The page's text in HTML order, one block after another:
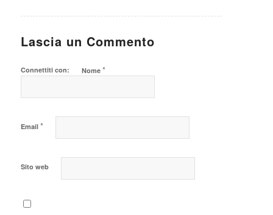
Lascia un Commento
Connettiti con: Nome *
Email *
Sito web